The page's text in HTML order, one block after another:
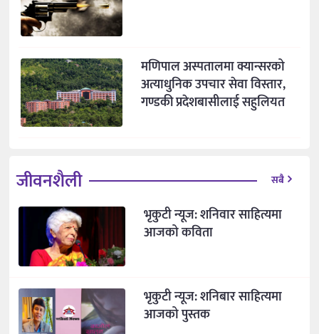
मणिपाल अस्पतालमा क्यान्सरको
अत्याधुनिक उपचार सेवा विस्तार,
गण्डकी प्रदेशबासीलाई सहुलियत
जीवनशैली सबै
भृकुटी न्यूज: शनिवार साहित्यमा
आजको कविता
भृकुटी न्यूज: शनिबार साहित्यमा
आजको पुस्तक